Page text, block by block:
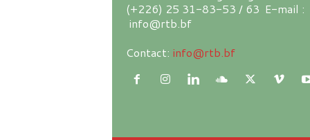
(+226) 25 31-83-53 / 63 E-mail :
info@rtb.bf
Contact: info@rtb.bf